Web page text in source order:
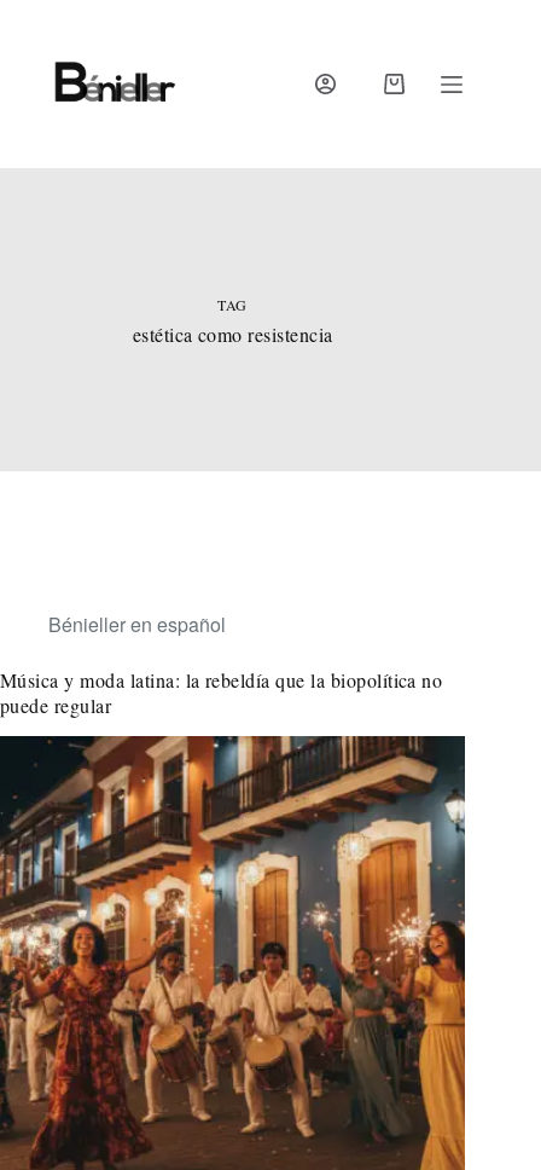
content
SHOPPING
TAG
estética como resistencia
Bénieller en español
Música y moda latina: la rebeldía que la biopolítica no
puede regular